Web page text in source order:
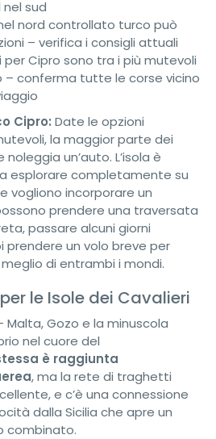
sud
nord controllato turco può
– verifica i consigli attuali
Cipro sono tra i più mutevoli
– conferma tutte le corse vicino
Cipro: Date le opzioni
la maggior parte dei
un’auto. L’isola è
esplorare completamente su
vogliono incorporare un
prendere una traversata
passare alcuni giorni
prendere un volo breve per
di entrambi i mondi.
le Isole dei Cavalieri
Malta, Gozo e la minuscola
nel cuore del
è raggiunta
, ma la rete di traghetti
e c’è una connessione
dalla Sicilia che apre un
combinato.